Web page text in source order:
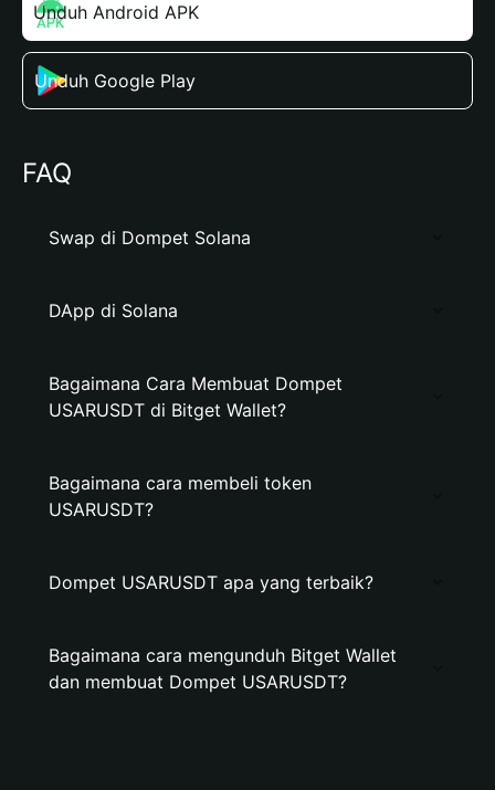
Unduh Android APK
Unduh Google Play
FAQ
Swap di Dompet Solana
DApp di Solana
Bagaimana Cara Membuat Dompet
USARUSDT di Bitget Wallet?
Bagaimana cara membeli token
USARUSDT?
Dompet USARUSDT apa yang terbaik?
Bagaimana cara mengunduh Bitget Wallet
dan membuat Dompet USARUSDT?